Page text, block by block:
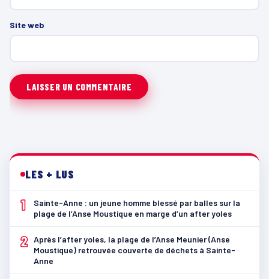
Site web
LES + LUS
1
Sainte-Anne : un jeune homme blessé par balles sur la
plage de l’Anse Moustique en marge d’un after yoles
2 Après l’after yoles, la plage de l’Anse Meunier (Anse
Moustique) retrouvée couverte de déchets à Sainte-
Anne